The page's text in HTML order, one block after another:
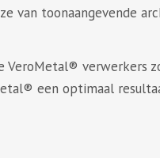
van toonaangevende
VeroMetal® verwerkers
een optimaal